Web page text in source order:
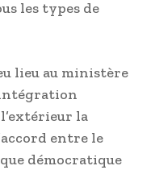
les types de
lieu au ministère
la
entre le
démocratique